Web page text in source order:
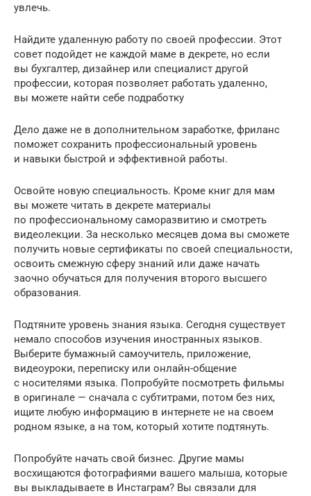
увлечь.
Найдите удаленную работу по своей профессии. Этот
совет подойдет не каждой маме в декрете, но если
вы бухгалтер, дизайнер или специалист другой
профессии, которая позволяет работать удаленно,
вы можете найти себе подработку
Дело даже не в дополнительном заработке, фриланс
поможет сохранить профессиональный уровень
и навыки быстрой и эффективной работы.
Освойте новую специальность. Кроме книг для мам
вы можете читать в декрете материалы
по профессиональному саморазвитию и смотреть
видеолекции. За несколько месяцев дома вы сможете
получить новые сертификаты по своей специальности,
освоить смежную сферу знаний или даже начать
заочно обучаться для получения второго высшего
образования.
Подтяните уровень знания языка. Сегодня существует
немало способов изучения иностранных языков.
Выберите бумажный самоучитель, приложение,
видеоуроки, переписку или онлайн-общение
с носителями языка. Попробуйте посмотреть фильмы
в оригинале — сначала с субтитрами, потом без них,
ищите любую информацию в интернете не на своем
родном языке, а на том, который хотите подтянуть.
Попробуйте начать свой бизнес. Другие мамы
восхищаются фотографиями вашего малыша, которые
вы выкладываете в Инстаграм? Вы связали для